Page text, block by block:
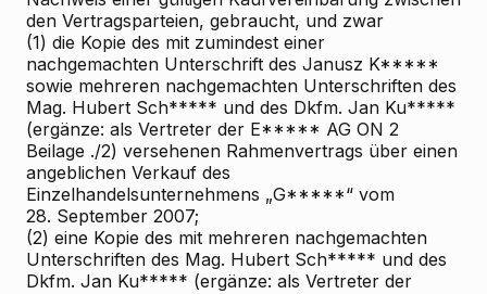
den Vertragsparteien, gebraucht, und zwar
(1) die Kopie des mit zumindest einer
nachgemachten Unterschrift des Janusz K*****
sowie mehreren nachgemachten Unterschriften des
Mag. Hubert Sch***** und des Dkfm. Jan Ku*****
(ergänze: als Vertreter der E***** AG ON 2
Beilage ./2) versehenen Rahmenvertrags über einen
angeblichen Verkauf des
Einzelhandelsunternehmens „G*****“ vom
28. September 2007;
(2) eine Kopie des mit mehreren nachgemachten
Unterschriften des Mag. Hubert Sch***** und des
Dkfm. Jan Ku***** (ergänze: als Vertreter der